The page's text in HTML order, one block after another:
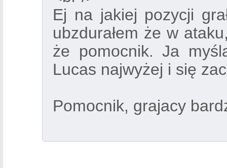
Ej na jakiej pozycji
ubzdurałem że w
że pomocnik. Ja
Lucas najwyżej i się
Pomocnik, grajacy